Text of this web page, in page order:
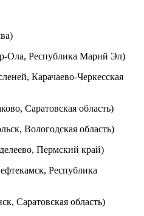
Ола, Республика Марий Эл)
Карачаево-Черкесская
Саратовская область)
Вологодская область)
Пермский край)
Республика
Саратовская область)